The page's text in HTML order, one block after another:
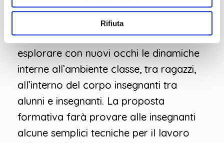
Rifiuta
A partire dagli studi sui sistemi familiari
di Bert Hellinger, si cercherà di
esplorare con nuovi occhi le dinamiche
interne all’ambiente classe, tra ragazzi,
all’interno del corpo insegnanti tra
alunni e insegnanti. La proposta
formativa farà provare alle insegnanti
alcune semplici tecniche per il lavoro